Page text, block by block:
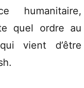
humanitaire,
quel ordre au
vient d’être